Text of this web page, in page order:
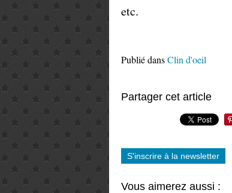
etc.
Publié dansClin d'oeil
Partager cet article
S'inscrire à la newsletter
Vous aimerez aussi :